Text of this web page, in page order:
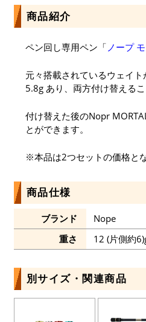
商品紹介
ペン回し専用ペン「 ノープ
元々搭載されているウェイ
5.8g あり、両方付け替える
付け替えた後のNopr
とができます。
※本品は2つセットの価格とな
商品仕様
ブランド
Nope
重さ
12 (片側約
別サイズ・関連商品